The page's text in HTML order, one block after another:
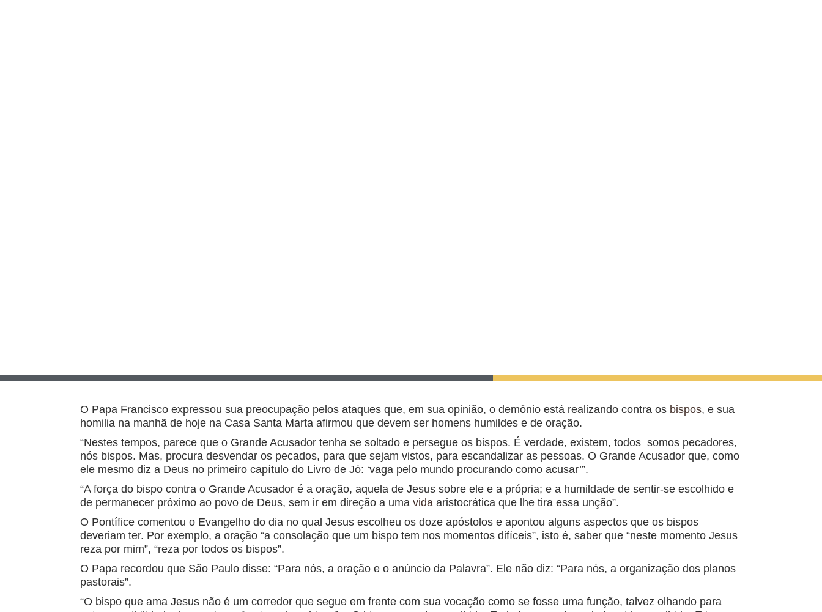
O Papa Francisco expressou sua preocupação pelos ataques que, em sua opinião, o demônio está realizando contra os bispos, e sua
homilia na manhã de hoje na Casa Santa Marta afirmou que devem ser homens humildes e de oração.
“Nestes tempos, parece que o Grande Acusador tenha se soltado e persegue os bispos. É verdade, existem, todos somos pecadores,
nós bispos. Mas, procura desvendar os pecados, para que sejam vistos, para escandalizar as pessoas. O Grande Acusador que, como
ele mesmo diz a Deus no primeiro capítulo do Livro de Jó: ‘vaga pelo mundo procurando como acusar’”.
“A força do bispo contra o Grande Acusador é a oração, aquela de Jesus sobre ele e a própria; e a humildade de sentir-se escolhido e
de permanecer próximo ao povo de Deus, sem ir em direção a uma vidaaristocrática que lhe tira essa unção”.
O Pontífice comentou o Evangelho do dia no qual Jesus escolheu os doze apóstolos e apontou alguns aspectos que os bispos
deveriam ter. Por exemplo, a oração “a consolação que um bispo tem nos momentos difíceis”, isto é, saber que “neste momento Jesus
reza por mim”, “reza por todos os bispos”.
O Papa recordou que São Paulo disse: “Para nós, a oração e o anúncio da Palavra”. Ele não diz: “Para nós, a organização dos planos
pastorais”.
“O bispo que ama Jesus não é um corredor que segue em frente com sua vocação como se fosse uma função, talvez olhando para